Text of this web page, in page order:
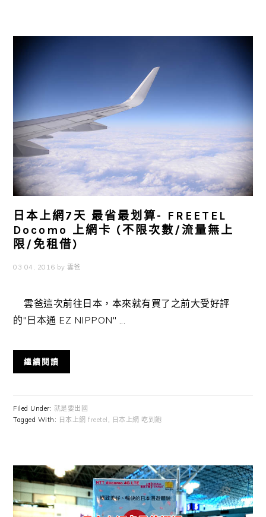
日本上網7天 最省最划算- FREETEL
Docomo 上網卡 (不限次數/流量無上
限/免租借)
03 04, 2016 by 雲爸
雲爸這次前往日本，本來就有買了之前大受好評
的"日本通 EZ NIPPON" ...
繼續閱讀
Filed Under: 就是要出國
Tagged With: 日本上網 freetel 日本上網 吃到飽